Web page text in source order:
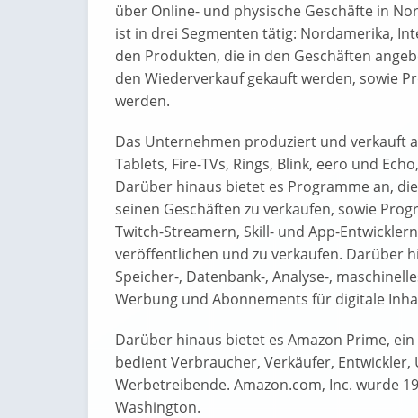
über Online- und physische Geschäfte in
ist in drei Segmenten tätig: Nordamerika,
den Produkten, die in den Geschäften
den Wiederverkauf gekauft werden, sowie
werden.
Das Unternehmen produziert und verkauft
Tablets, Fire-TVs, Rings, Blink, eero und
Darüber hinaus bietet es Programme an,
seinen Geschäften zu verkaufen, sowie
Twitch-Streamern, Skill- und App-
veröffentlichen und zu verkaufen. Darüber
Speicher-, Datenbank-, Analyse-,
Werbung und Abonnements für digitale
Darüber hinaus bietet es Amazon Prime,
bedient Verbraucher, Verkäufer,
Werbetreibende. Amazon.com, Inc. wurde
Washington.